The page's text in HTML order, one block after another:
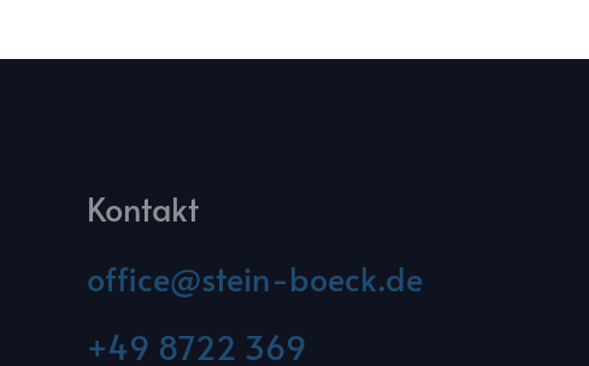
Kontakt
office@stein-boeck.de
+49 8722 369